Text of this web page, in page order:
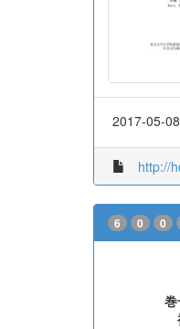
2017-05-
http://
6 0 0